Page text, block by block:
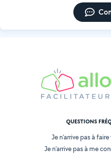
QUESTIONS
Je n'arrive pas à
Je n'arrive pas à me